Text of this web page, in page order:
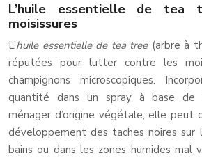
L’huile essentielle de tea
moisissures
L’huile essentielle de tea tree(arbre à
réputées pour lutter contre les
champignons microscopiques.
quantité dans un spray à base de
ménager d’origine végétale, elle peut
développement des taches noires
bains ou dans les zones humides mal